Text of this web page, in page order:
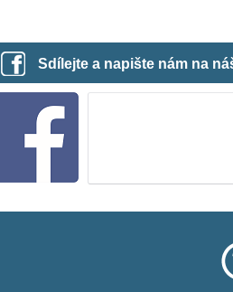
Sdílejte a napište nám na